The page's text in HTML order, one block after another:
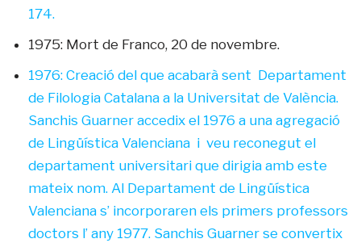
174.
1975: Mort de Franco, 20 de novembre.
1976: Creació del que acabarà sent Departament
de Filologia Catalana a la Universitat de València.
Sanchis Guarner accedix el 1976 a una agregació
de Lingüística Valenciana i veu reconegut el
departament universitari que dirigia amb este
mateix nom. Al Departament de Lingüística
Valenciana s’ incorporaren els primers professors
doctors l’ any 1977. Sanchis Guarner se convertix